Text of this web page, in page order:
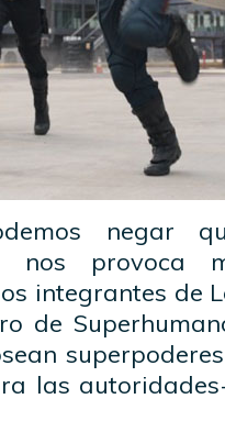
negar
nos provoca
integrantes de
de
las